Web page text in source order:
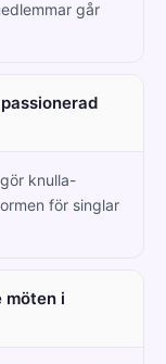
går
knulla-
för singlar
möten i